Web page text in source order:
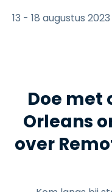
13 - 18 augustus 2023
Doe met
Orleans
over